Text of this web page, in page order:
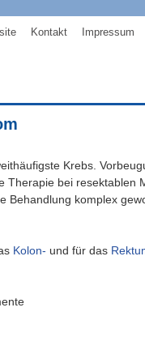
Kontakt Impressum
Krebs.
bei resektablen
Behandlung komplex
Kolon- und für das